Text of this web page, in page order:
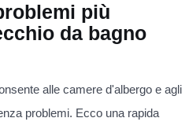
più
da bagno
alle camere d'albergo e agli
problemi. Ecco una rapida